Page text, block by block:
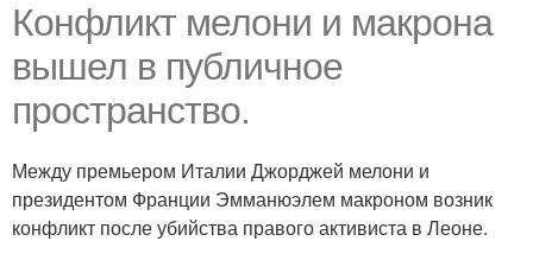
Конфликт мелони и макрона
вышел в публичное
пространство.
Между премьером Италии Джорджей мелони и
президентом Франции Эмманюэлем макроном возник
конфликт после убийства правого активиста в Леоне.